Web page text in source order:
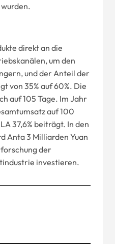
direkt an die
um den
und der Anteil der
von 35% auf 60%. Die
auf 105 Tage. Im Jahr
auf 100
37,6% beiträgt. In den
Anta 3 Milliarden Yuan
der
investieren.